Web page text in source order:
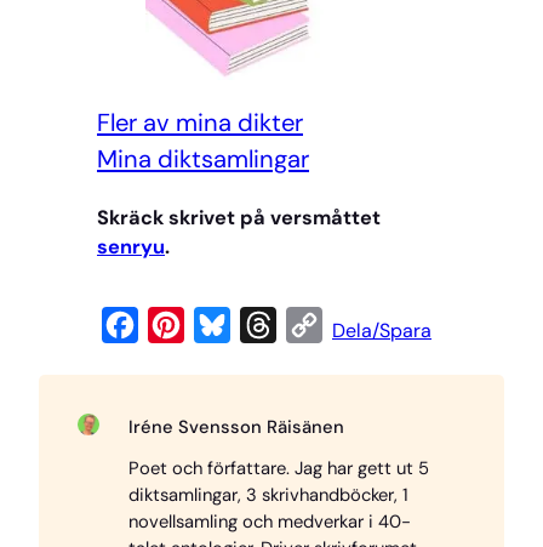
Fler av mina dikter
Mina diktsamlingar
Skräck skrivet på versmåttet
senryu.
e
b
o
t
e
r
e
s
k
e
a
d
C
y
L
i
Dela/Spara
Iréne Svensson Räisänen
Poet och författare. Jag har gett ut 5
diktsamlingar, 3 skrivhandböcker, 1
novellsamling och medverkar i 40-